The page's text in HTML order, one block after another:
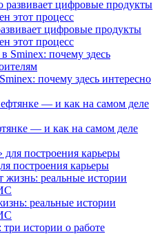
цифровые продукты
этот процесс
почему здесь интересно
— и как на самом деле
построения карьеры
реальные истории